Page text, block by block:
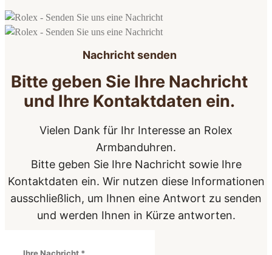
Nachricht senden
Bitte geben Sie Ihre Nachricht
und Ihre Kontaktdaten ein.
Vielen Dank für Ihr Interesse an Rolex
Armbanduhren.
Bitte geben Sie Ihre Nachricht sowie Ihre
Kontaktdaten ein. Wir nutzen diese Informationen
ausschließlich, um Ihnen eine Antwort zu senden
und werden Ihnen in Kürze antworten.